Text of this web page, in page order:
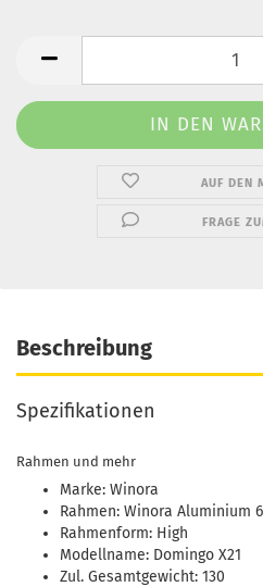
AUF DEN
FRAGE
Beschreibung
Spezifikationen
Rahmen und mehr
Marke: Winora
Rahmen: Winora Aluminium
Rahmenform: High
Modellname: Domingo X21
Zul. Gesamtgewicht: 130